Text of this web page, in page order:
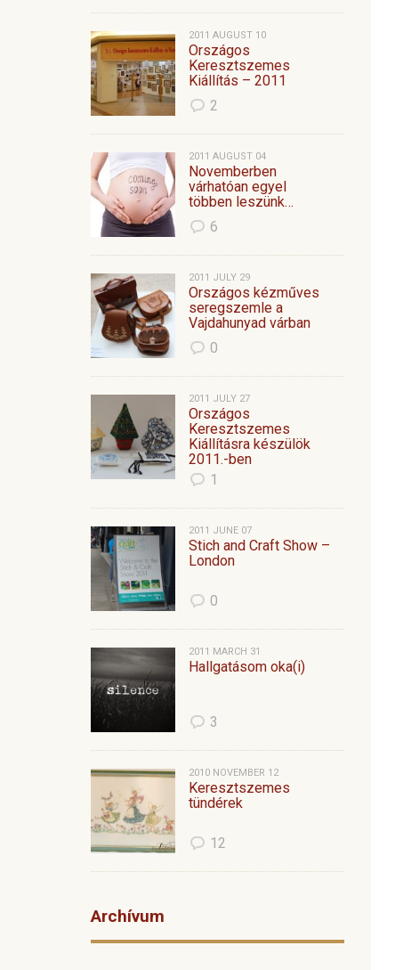
2011 AUGUST 10
Országos
Keresztszemes
Kiállítás – 2011
2
2011 AUGUST 04
Novemberben
várhatóan egyel
többen leszünk…
6
2011 JULY 29
Országos kézműves
seregszemle a
Vajdahunyad várban
0
2011 JULY 27
Országos
Keresztszemes
Kiállításra készülök
2011.-ben
1
2011 JUNE 07
Stich and Craft Show –
London
0
2011 MARCH 31
Hallgatásom oka(i)
3
2010 NOVEMBER 12
Keresztszemes
tündérek
12
Archívum